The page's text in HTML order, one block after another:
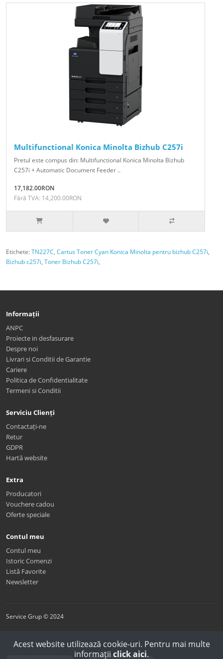
Multifunctional Konica Minolta Bizhub C257i
Pretul este compus din: Multifunctional Konica Minolta Bizhub
C257i + Automatic Document Feeder ..
17,182.00RON
Fără TVA: 14,200.00RON
Etichete:TN227C, Cartus Toner Cyan Konica Minolta pentru bizhub C257i,
Bizhub c257i, Toner Bizhub C257i,
Informații
ANPC
Proiecte in desfasurare
Despre noi
Livrari si Conditii de Garantie
Cariere
Politica de Confidentialitate
Termeni si Conditii
Serviciu Clienți
Contactați-ne
Retur
GDPR
Hartă website
Extra
Producatori
Vouchere cadou
Oferte speciale
Contul meu
Contul meu
Istoric Comenzi
Listă Favorite
Newsletter
Service Grup © 2024
Acest website utilizează cookie-uri. Pentru mai multe
informații click aici.